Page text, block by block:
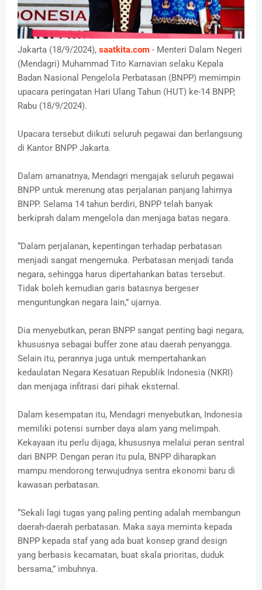
Jakarta (18/9/2024), saatkita.com - Menteri Dalam Negeri
(Mendagri) Muhammad Tito Karnavian selaku Kepala
Badan Nasional Pengelola Perbatasan (BNPP) memimpin
upacara peringatan Hari Ulang Tahun (HUT) ke-14 BNPP,
Rabu (18/9/2024).
Upacara tersebut diikuti seluruh pegawai dan berlangsung
di Kantor BNPP Jakarta.
Dalam amanatnya, Mendagri mengajak seluruh pegawai
BNPP untuk merenung atas perjalanan panjang lahirnya
BNPP. Selama 14 tahun berdiri, BNPP telah banyak
berkiprah dalam mengelola dan menjaga batas negara.
“Dalam perjalanan, kepentingan terhadap perbatasan
menjadi sangat mengemuka. Perbatasan menjadi tanda
negara, sehingga harus dipertahankan batas tersebut.
Tidak boleh kemudian garis batasnya bergeser
menguntungkan negara lain,” ujarnya.
Dia menyebutkan, peran BNPP sangat penting bagi negara,
khususnya sebagai buffer zone atau daerah penyangga.
Selain itu, perannya juga untuk mempertahankan
kedaulatan Negara Kesatuan Republik Indonesia (NKRI)
dan menjaga infitrasi dari pihak eksternal.
Dalam kesempatan itu, Mendagri menyebutkan, Indonesia
memiliki potensi sumber daya alam yang melimpah.
Kekayaan itu perlu dijaga, khususnya melalui peran sentral
dari BNPP. Dengan peran itu pula, BNPP diharapkan
mampu mendorong terwujudnya sentra ekonomi baru di
kawasan perbatasan.
“Sekali lagi tugas yang paling penting adalah membangun
daerah-daerah perbatasan. Maka saya meminta kepada
BNPP kepada staf yang ada buat konsep grand design
yang berbasis kecamatan, buat skala prioritas, duduk
bersama,” imbuhnya.